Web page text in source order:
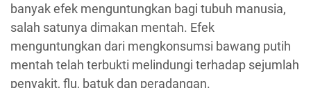
banyak efek menguntungkan bagi tubuh manusia,
salah satunya dimakan mentah. Efek
menguntungkan dari mengkonsumsi bawang putih
mentah telah terbukti melindungi terhadap sejumlah
penyakit, flu, batuk dan peradangan.